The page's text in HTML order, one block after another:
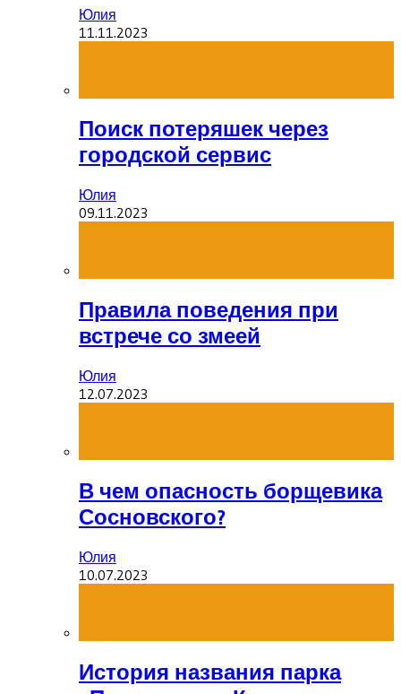
Юлия
11.11.2023
Поиск потеряшек через
городской сервис
Юлия
09.11.2023
Правила поведения при
встрече со змеей
Юлия
12.07.2023
В чем опасность борщевика
Сосновского?
Юлия
10.07.2023
История названия парка